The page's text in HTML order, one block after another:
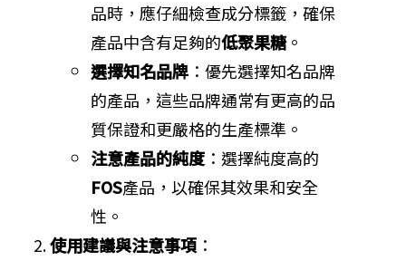
品時，應仔細檢查成分標籤，確保
產品中含有足夠的低聚果糖。
選擇知名品牌 ：優先選擇知名品牌
的產品，這些品牌通常有更高的品
質保證和更嚴格的生產標準。
注意產品的純度 ：選擇純度高的
FOS產品，以確保其效果和安全
性。
使用建議與注意事項 ：